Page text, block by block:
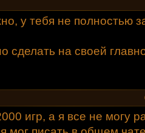
у тебя не полностью
сделать на своей
игр, а я все не могу